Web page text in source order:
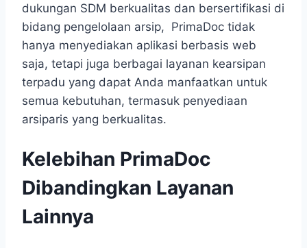
dukungan SDM berkualitas dan bersertifikasi di
bidang pengelolaan arsip, PrimaDoc tidak
hanya menyediakan aplikasi berbasis web
saja, tetapi juga berbagai layanan kearsipan
terpadu yang dapat Anda manfaatkan untuk
semua kebutuhan, termasuk penyediaan
arsiparis yang berkualitas.
Kelebihan PrimaDoc
Dibandingkan Layanan
Lainnya